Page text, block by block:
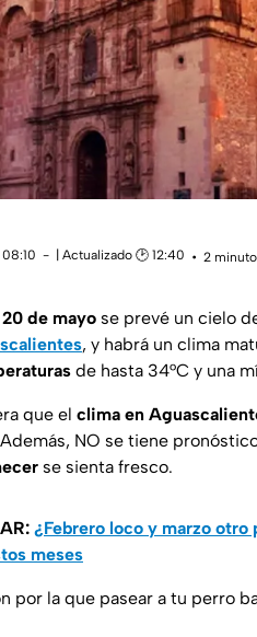
| Actualizado 🕑 12:40 2
20 de mayo se prevé un cielo
, y habrá un clima
de hasta 34°C y una
que el clima en
NO se tiene
se sienta fresco.
¿Febrero loco y marzo otro
meses
por la que pasear a tu perro